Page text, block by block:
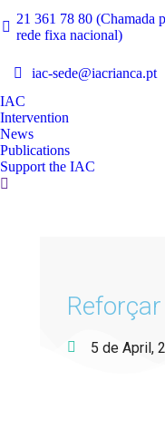
21 361 78 80 (Chamada
rede fixa nacional)
iac-sede@iacrianca.pt
IAC
Intervention
News
Publications
Support the IAC
5 de April,